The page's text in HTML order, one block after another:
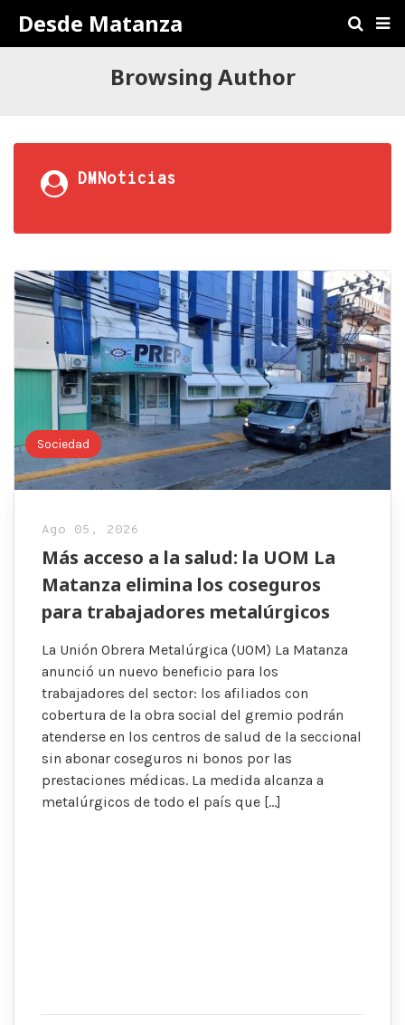
Desde Matanza
Browsing Author
DMNoticias
Sociedad
Ago 05, 2026
Más acceso a la salud: la UOM La
Matanza elimina los coseguros
para trabajadores metalúrgicos
La Unión Obrera Metalúrgica (UOM) La Matanza
anunció un nuevo beneficio para los
trabajadores del sector: los afiliados con
cobertura de la obra social del gremio podrán
atenderse en los centros de salud de la seccional
sin abonar coseguros ni bonos por las
prestaciones médicas. La medida alcanza a
metalúrgicos de todo el país que […]